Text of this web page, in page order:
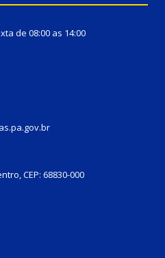
de 08:00 as 14:00
CEP: 68830-000